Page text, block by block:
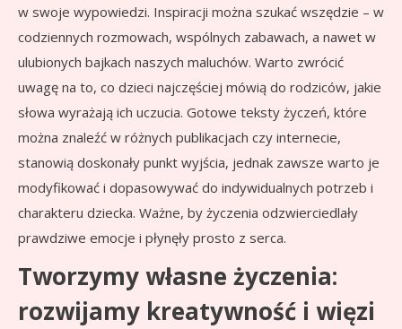
w swoje wypowiedzi. Inspiracji można szukać wszędzie – w
codziennych rozmowach, wspólnych zabawach, a nawet w
ulubionych bajkach naszych maluchów. Warto zwrócić
uwagę na to, co dzieci najczęściej mówią do rodziców, jakie
słowa wyrażają ich uczucia. Gotowe teksty życzeń, które
można znaleźć w różnych publikacjach czy internecie,
stanowią doskonały punkt wyjścia, jednak zawsze warto je
modyfikować i dopasowywać do indywidualnych potrzeb i
charakteru dziecka. Ważne, by życzenia odzwierciedlały
prawdziwe emocje i płynęły prosto z serca.
Tworzymy własne życzenia:
rozwijamy kreatywność i więzi